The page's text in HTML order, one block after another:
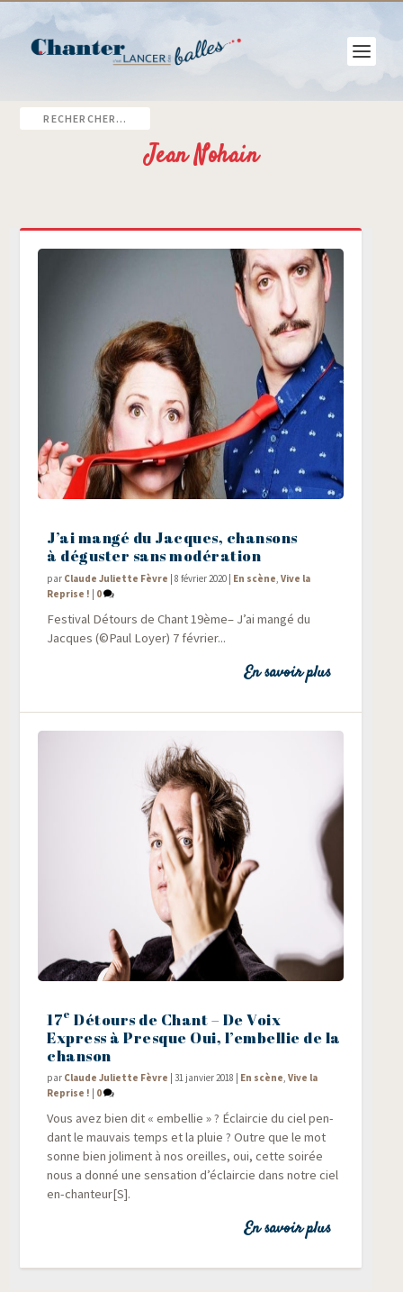
Jean Nohain
J’ai mangé du Jacques, chansons
à déguster sans modération
par Claude Juliette Fèvre |8 février 2020 | En scène ,Vive la
Reprise ! | 0
Fes­ti­val Détours de Chant 19ème– J’ai man­gé du
Jacques (©Paul Loyer) 7 février...
En savoir plus
17e Détours de Chant – De Voix
Express à Presque Oui, l’embellie de la
chanson
par Claude Juliette Fèvre |31 janvier 2018 En scène,Vive la
Reprise !
0
Vous avez bien dit « embel­lie » ? Éclair­cie du ciel pen­
dant le mau­vais temps et la pluie ? Outre que le mot
sonne bien joli­ment à nos oreilles, oui, cette soi­rée
nous a don­né une sen­sa­tion d’éclaircie dans notre ciel
en-chanteur[S].
En savoir plus